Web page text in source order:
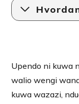
Upendo ni kuwa
walio wengi
kuwa wazazi,